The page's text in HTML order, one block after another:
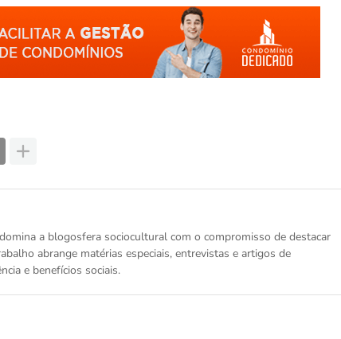
a blogosfera sociocultural com o compromisso de destacar
abrange matérias especiais, entrevistas e artigos de
e benefícios sociais.